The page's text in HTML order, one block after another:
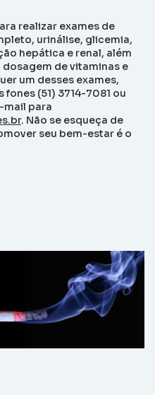
realizar exames de
urinálise, glicemia,
hepática e renal, além
de vitaminas e
um desses exames,
fones (51) 3714-7081 ou
mail para
. Não se esqueça de
seu bem-estar é o